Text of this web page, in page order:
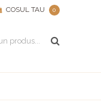
COSUL TAU 0